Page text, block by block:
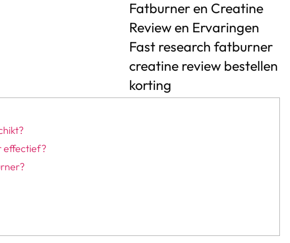
effectief?